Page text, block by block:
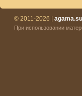
© 2011-2026 | agama.su
При использовании